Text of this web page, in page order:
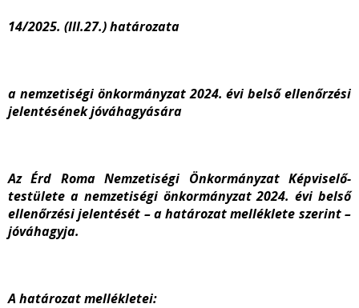
14/2025. (III.27.)határozata
a nemzetiségi önkormányzat 2024. évi belső ellenőrzési
jelentésének jóváhagyására
Az Érd Roma Nemzetiségi Önkormányzat Képviselő-
testülete a nemzetiségi önkormányzat 2024. évi belső
ellenőrzési jelentését – a határozat melléklete szerint –
jóváhagyja.
A határozat mellékletei: